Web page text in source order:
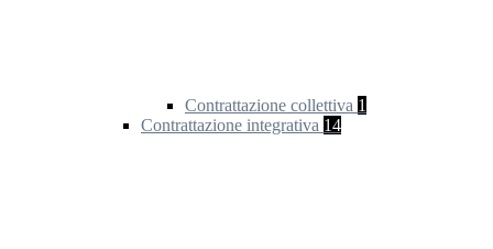
Contrattazione collettiva 1
Contrattazione integrativa 14